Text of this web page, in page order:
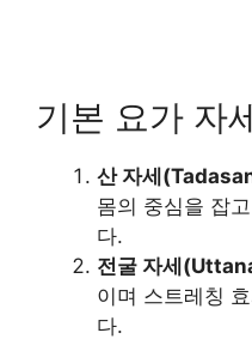
기본 요가 자
산 자세
몸의 중심을 잡
다.
전굴 자세
이며 스트레칭
다.